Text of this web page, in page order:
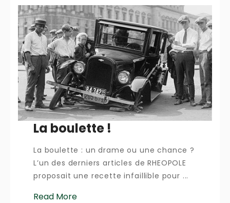
La boulette !
La boulette : un drame ou une chance ?
L’un des derniers articles de RHEOPOLE
proposait une recette infaillible pour ...
Read More